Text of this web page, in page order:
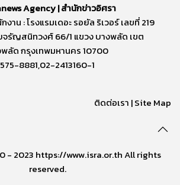
Agency | สำนักข่าวอิศรา
งาน : โรงแรมเดอะ รอยัล ริเวอร์ เลขที่ 219
รัญสนิทวงศ์ 66/1 แขวง บางพลัด เขต
ลัด กรุงเทพมหานคร 10700
8881,02-2413160-1
ติดต่อเรา |Site Map
- 2023 https://www.isra.or.th All rights
reserved.